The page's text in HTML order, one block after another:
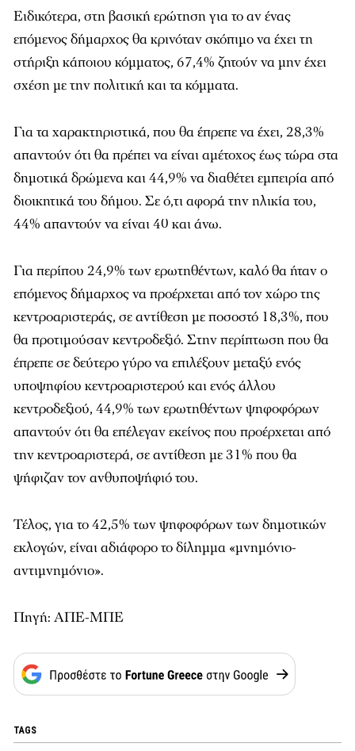
Ειδικότερα, στη βασική ερώτηση για το αν ένας
επόμενος δήμαρχος θα κρινόταν σκόπιμο να έχει τη
στήριξη κάποιου κόμματος, 67,4% ζητούν να μην έχει
σχέση με την πολιτική και τα κόμματα.
Για τα χαρακτηριστικά, που θα έπρεπε να έχει, 28,3%
απαντούν ότι θα πρέπει να είναι αμέτοχος έως τώρα στα
δημοτικά δρώμενα και 44,9% να διαθέτει εμπειρία από
διοικητικά του δήμου. Σε ό,τι αφορά την ηλικία του,
44% απαντούν να είναι 40 και άνω.
Για περίπου 24,9% των ερωτηθέντων, καλό θα ήταν ο
επόμενος δήμαρχος να προέρχεται από τον χώρο της
κεντροαριστεράς, σε αντίθεση με ποσοστό 18,3%, που
θα προτιμούσαν κεντροδεξιό. Στην περίπτωση που θα
έπρεπε σε δεύτερο γύρο να επιλέξουν μεταξύ ενός
υποψηφίου κεντροαριστερού και ενός άλλου
κεντροδεξιού, 44,9% των ερωτηθέντων ψηφοφόρων
απαντούν ότι θα επέλεγαν εκείνος που προέρχεται από
την κεντροαριστερά, σε αντίθεση με 31% που θα
ψήφιζαν τον ανθυποψήφιό του.
Τέλος, για το 42,5% των ψηφοφόρων των δημοτικών
εκλογών, είναι αδιάφορο το δίλημμα «μνημόνιο-
αντιμνημόνιο».
Πηγή: ΑΠΕ-ΜΠΕ
TAGS